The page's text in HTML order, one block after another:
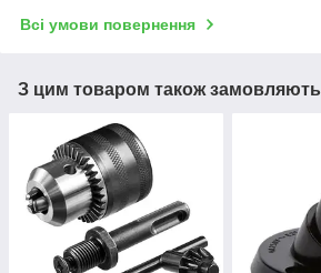
Всі умови повернення
З цим товаром також замовляють